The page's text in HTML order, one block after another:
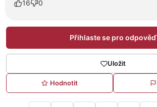
16
0
Přihlaste se pro odpověď
Uložit
Hodnotit